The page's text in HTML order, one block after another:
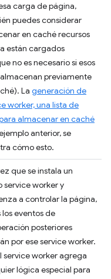
carga de página,
puedes considerar
en caché recursos
están cargados
no es necesario si esos
previamente
La generación de
worker, una lista de
para almacenar en caché
anterior, se
cómo esto.
que se instala un
service worker y
a controlar la página,
eventos de
posteriores
por ese service worker.
service worker agrega
lógica especial para